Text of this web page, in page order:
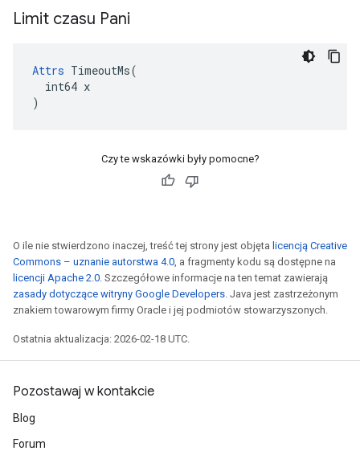
Limit czasu Pani
Attrs TimeoutMs(
  int64 x
)
Czy te wskazówki były pomocne?
O ile nie stwierdzono inaczej, treść tej strony jest objęta licencją Creative
Commons – uznanie autorstwa 4.0, a fragmenty kodu są dostępne na
licencji Apache 2.0. Szczegółowe informacje na ten temat zawierają
zasady dotyczące witryny Google Developers. Java jest zastrzeżonym
znakiem towarowym firmy Oracle i jej podmiotów stowarzyszonych.
Ostatnia aktualizacja: 2026-02-18 UTC.
Pozostawaj w kontakcie
Blog
Forum